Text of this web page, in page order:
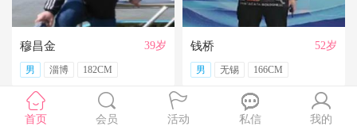
穆昌金 39岁
男 淄博 182CM
钱桥 52岁
男 无锡 166CM
首页 会员 活动 私信 我的